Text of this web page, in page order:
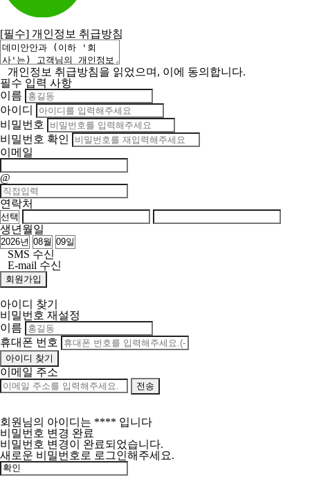
[필수] 개인정보 취급방침
개인정보 취급방침을 읽었으며, 이에 동의합니다.
필수 입력 사항
이름
아이디
비밀번호
비밀번호 확인
이메일
@
연락처
생년월일
SMS 수신
E-mail 수신
아이디 찾기
비밀번호 재설정
이름
휴대폰 번호
이메일 주소
회원님의 아이디는 **** 입니다
비밀번호 변경 완료
비밀번호 변경이 완료되었습니다.
새로운 비밀번호로 로그인해주세요.